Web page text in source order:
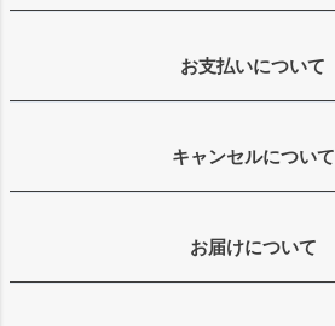
お支払いについて
キャンセルについて
お届けについて